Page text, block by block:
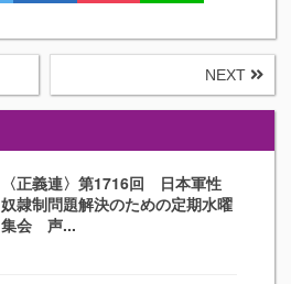
NEXT
〈正義連〉第1716回 日本軍性
奴隷制問題解決のための定期水曜
集会 声...